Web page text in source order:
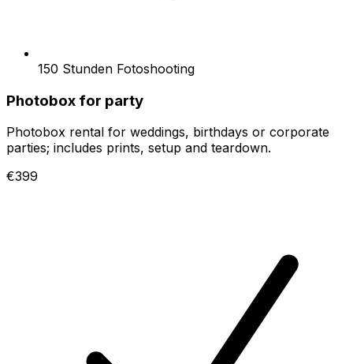
150 Stunden Fotoshooting
Photobox for party
Photobox rental for weddings, birthdays or corporate
parties; includes prints, setup and teardown.
€399